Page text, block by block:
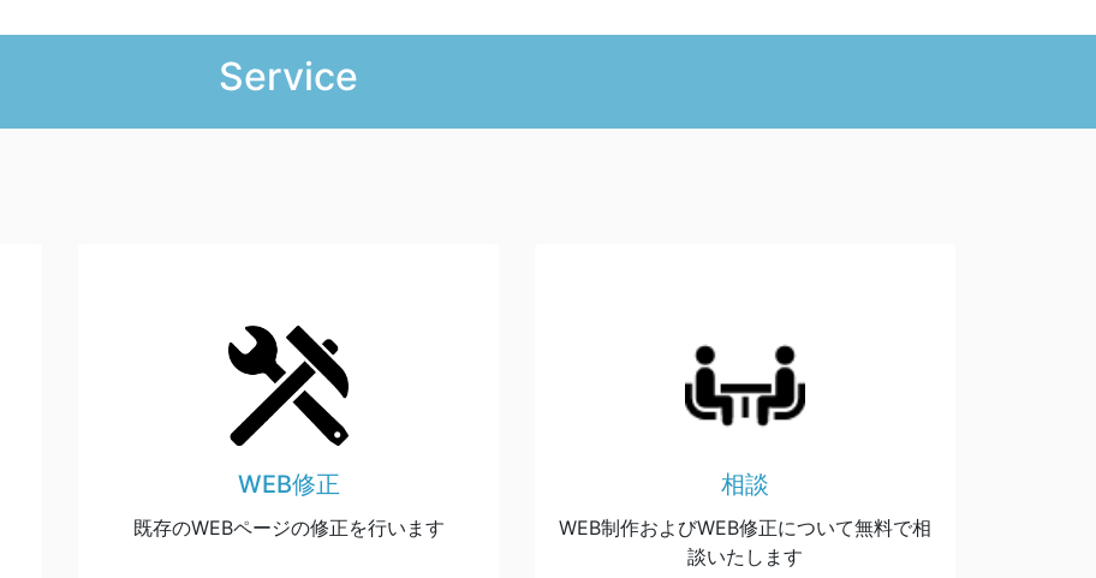
Service
WEB修正
既存のWEBページの修正を行います
相談
WEB制作およびWEB修正について無料で相
談いたします